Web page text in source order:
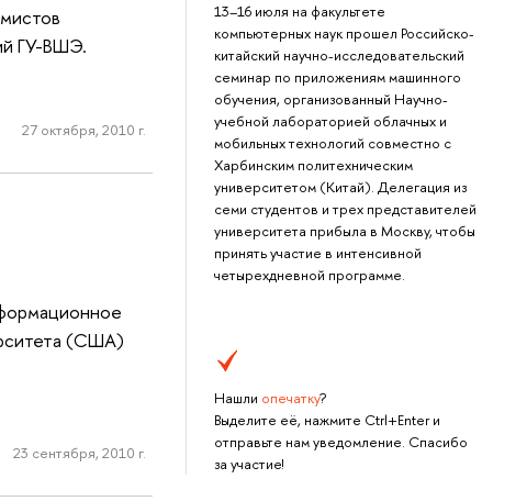
13–16 июля на факультете
компьютерных наук прошел Российско-
китайский научно-исследовательский
семинар по приложениям машинного
обучения, организованный Научно-
учебной лабораторией облачных и
мобильных технологий совместно с
Харбинским политехническим
университетом (Китай). Делегация из
семи студентов и трех представителей
университета прибыла в Москву, чтобы
принять участие в интенсивной
четырехдневной программе.
Нашли опечатку?
Выделите её, нажмите Ctrl+Enter и
отправьте нам уведомление. Спасибо
за участие!
ГУ-ВШЭ.
27 октября, 2010 г.
(США)
23 сентября, 2010 г.